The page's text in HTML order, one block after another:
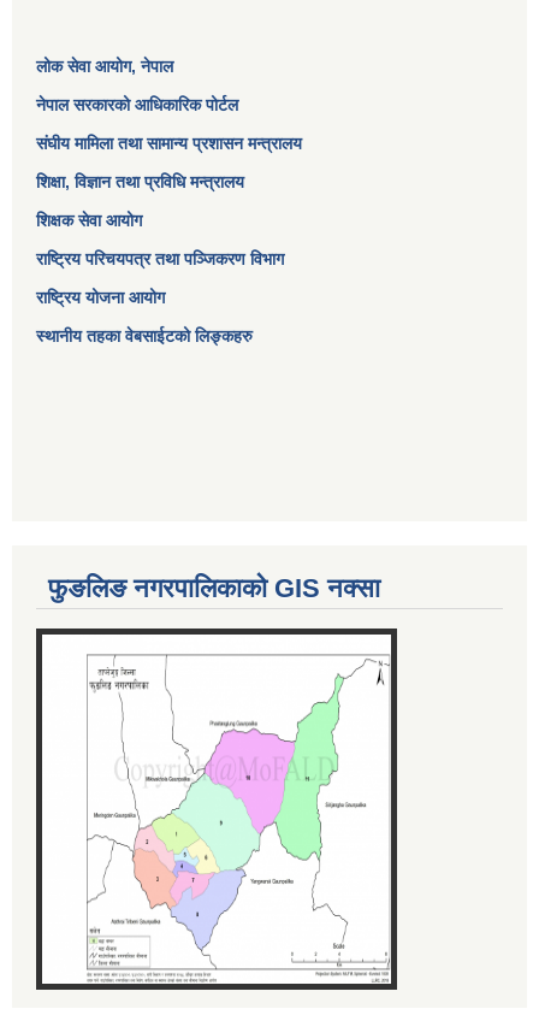
लोक सेवा आयोग, नेपाल
नेपाल सरकारको आधिकारिक पोर्टल
संघीय मामिला तथा सामान्य प्रशासन मन्त्रालय
शिक्षा, विज्ञान तथा प्रविधि मन्त्रालय
शिक्षक सेवा आयोग
राष्ट्रिय परिचयपत्र तथा पञ्जिकरण विभाग
राष्ट्रिय योजना आयोग
स्थानीय तहका वेबसाईटको लिङ्कहरु
फुङलिङ नगरपालिकाको GIS नक्सा